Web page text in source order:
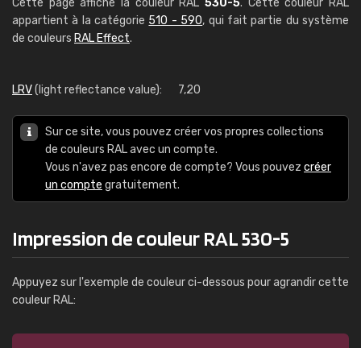
Cette page affiche la couleur RAL 530-5. Cette couleur RAL
appartient à la catégorie 510 - 590, qui fait partie du système
de couleurs RAL Effect.
LRV(light reflectance value): 7,20
Sur ce site, vous pouvez créer vos propres collections
de couleurs RAL avec un compte.
Vous n'avez pas encore de compte? Vous pouvez créer
un compte gratuitement.
Impression de couleur RAL 530-5
Appuyez sur l'exemple de couleur ci-dessous pour agrandir cette
couleur RAL: